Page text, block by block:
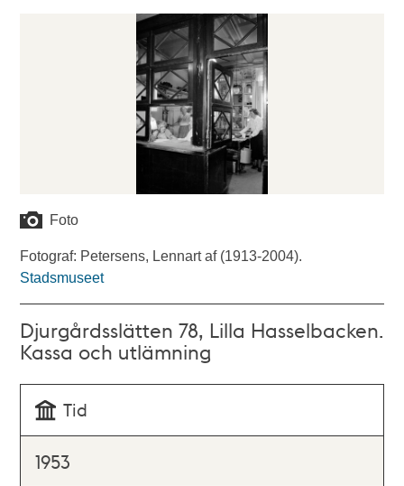
Foto
Fotograf: Petersens, Lennart af (1913-2004).
Stadsmuseet
Djurgårdsslätten 78, Lilla Hasselbacken.
Kassa och utlämning
Tid
1953